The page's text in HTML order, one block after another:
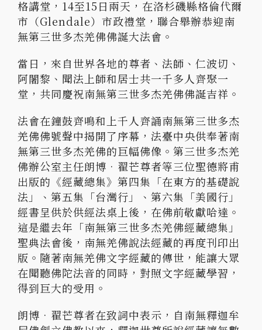
格講堂，14至15日兩天，在洛杉磯縣格倫代爾
市（Glendale）市政禮堂，聯合舉辦恭迎南
無第三世多杰羌佛佛誕大法會。
當日，來自世界各地的尊者、法師、仁波切、
阿闍黎、聞法上師和居士共一千多人齊聚一
堂，共同慶祝南無第三世多杰羌佛佛誕吉祥。
法會在鐘鼓齊鳴和上千人齊誦南無第三世多杰
羌佛佛號聲中揭開了序幕，法臺中央供奉著南
無第三世多杰羌佛的巨幅佛像。第三世多杰羌
佛辦公室主任朗博•翟芒尊者等三位聖德將甫
出版的《經藏總集》第四集「在東方的基礎說
法」、第五集「台灣行」、第六集「美國行」
經書呈供於供經法桌上後，在佛前敬獻哈達。
這是繼去年「南無第三世多杰羌佛經藏總集」
聖典法會後，南無羌佛說法經藏的再度刊印出
版。隨著南無羌佛文字經藏的傳世，能讓大眾
在聞聽佛陀法音的同時，對照文字經藏學習，
得到巨大的受用。
朗博•翟芒尊者在致詞中表示，自南無釋迦牟